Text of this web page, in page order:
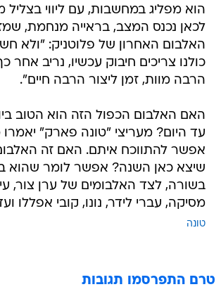
הוא מפליג במחשבות, עם ליווי בצליל
לכאן נכנס המצב, בראייה מנחמת,
האלבום האחרון של פלוטניק: "ולא
כולנו צריכים חיבוק עכשיו, נריב אחר
הרבה מוות, זמן ליצור הרבה חיים".
האם האלבום הכפול הזה הוא הטוב
עד היום? מעריצי "טונה פארק"
אפשר להתווכח איתם. האם זה
שיצא כאן השנה? אפשר לומר שהוא
בשורה, לצד האלבומים של ערן צור,
מסיקה, עברי לידר, נונו, קובי אפללו
טונה
טרם התפרסמו תגובות